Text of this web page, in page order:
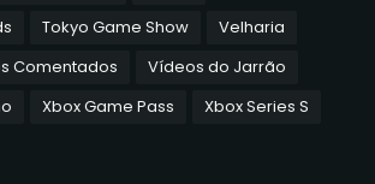
Tokyo Game Show
Velharia
Comentados
Vídeos do Jarrão
Xbox Game Pass
Xbox Series S